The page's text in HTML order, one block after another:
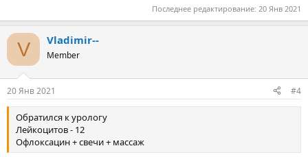
Последнее редактирование: 20 Янв 2021
V Vladimir--
Member
20 Янв 2021 #4
Обратился к урологу
Лейкоцитов - 12
Офлоксацин + свечи + массаж